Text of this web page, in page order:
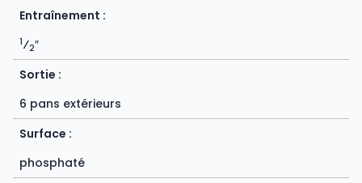
Entraînement :
1⁄2″
Sortie :
6 pans extérieurs
Surface :
phosphaté